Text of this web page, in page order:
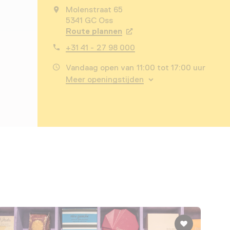
Molenstraat 65
5341 GC Oss
Route plannen Opent in een nieuw tabblad
+31 41 - 27 98 000
Vandaag open van 11:00 tot 17:00 uur
Meer openingstijden